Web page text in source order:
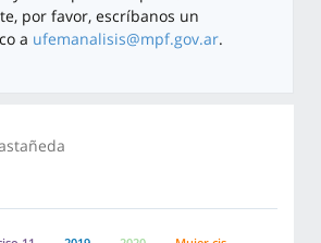
por favor, escríbanos un
a ufemanalisis@mpf.gov.ar.